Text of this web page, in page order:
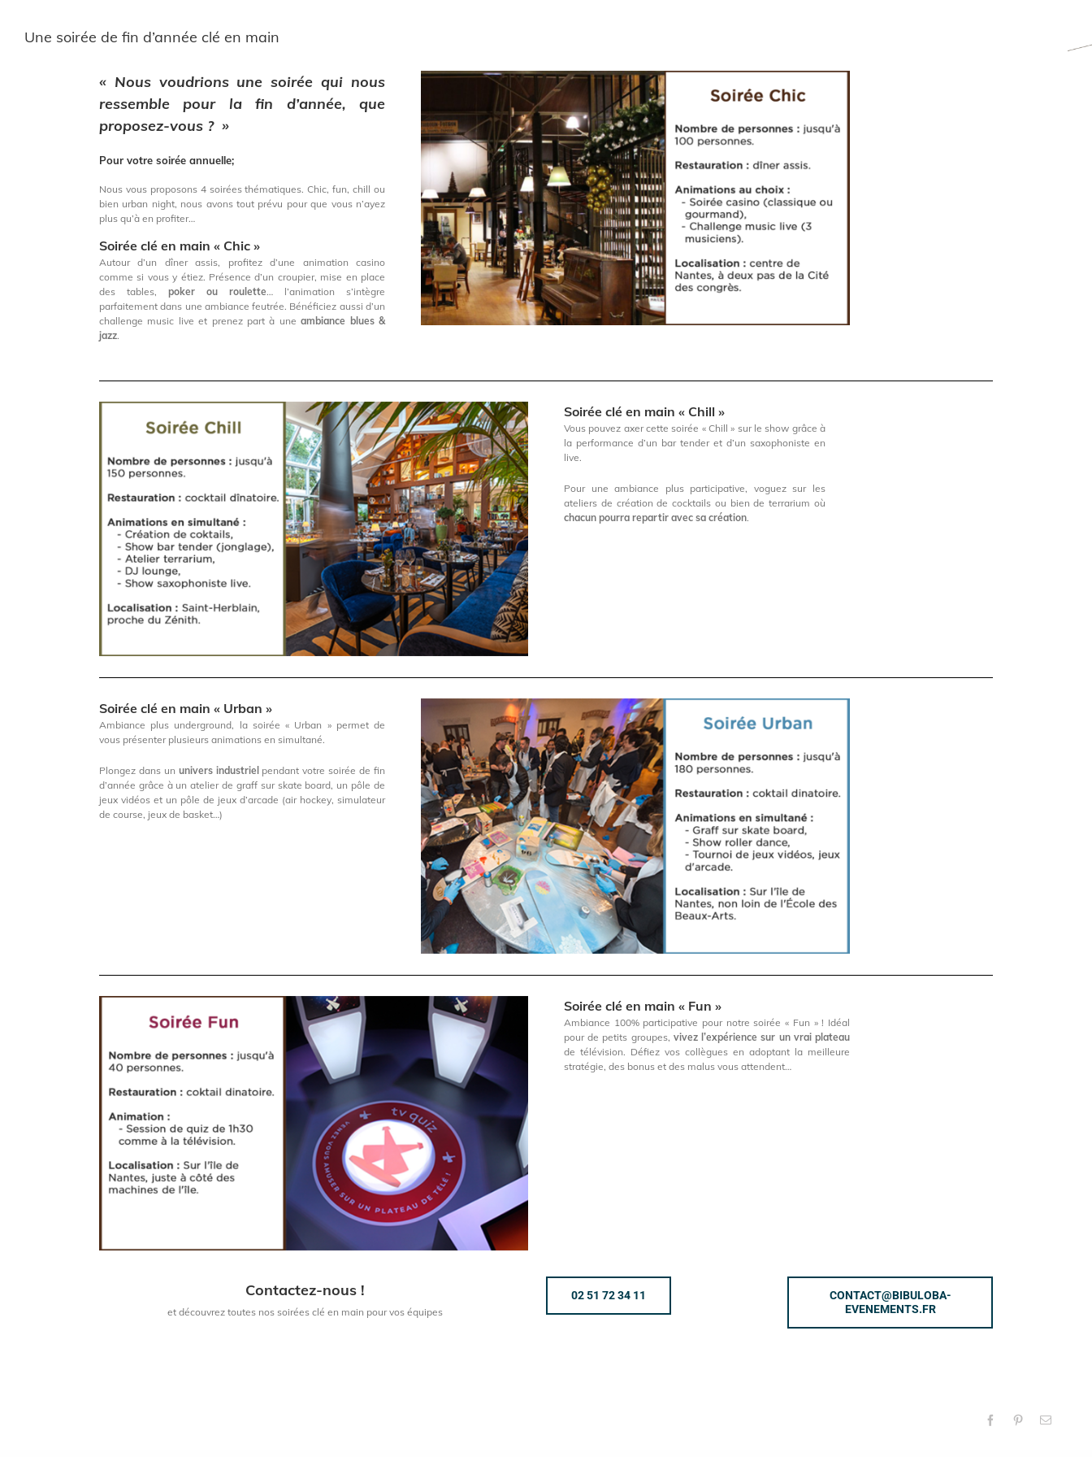
Une soirée de fin d’année clé en main
« Nous voudrions une soirée qui nous
ressemble pour la fin d’année, que
proposez-vous ? »
Pour votre soirée annuelle;
Nous vous proposons 4 soirées thématiques. Chic, fun, chill ou
bien urban night, nous avons tout prévu pour que vous n’ayez
plus qu’à en profiter…
Soirée clé en main « Chic »
Autour d’un dîner assis, profitez d’une animation casino
comme si vous y étiez. Présence d’un croupier, mise en place
des tables, poker ou roulette… l’animation s’intègre
parfaitement dans une ambiance feutrée. Bénéficiez aussi d’un
challenge music live et prenez part à uneambiance blues &
jazz.
Soirée clé en main « Chill »
Vous pouvez axer cette soirée « Chill » sur le show grâce à
la performance d’un bar tender et d’un saxophoniste en
live.
Pour une ambiance plus participative, voguez sur les
ateliers de création de cocktails ou bien de terrarium où
chacun pourra repartir avec sa création.
Soirée clé en main « Urban »
Ambiance plus underground, la soirée « Urban » permet de
vous présenter plusieurs animations en simultané.
Plongez dans un univers industriel pendant votre soirée de fin
d’année grâce à un atelier de graff sur skate board, un pôle de
jeux vidéos et un pôle de jeux d’arcade (air hockey, simulateur
de course, jeux de basket…)
Soirée clé en main « Fun »
Ambiance 100% participative pour notre soirée « Fun » ! Idéal
pour de petits groupes, vivez l’expérience sur un vrai plateau
de télévision. Défiez vos collègues en adoptant la meilleure
stratégie, des bonus et des malus vous attendent…
Contactez-nous !
et découvrez toutes nos soirées clé en main pour vos équipes
02 51 72 34 11
CONTACT@BIBULOBA-
EVENEMENTS.FR
FacebookPinterestEmail